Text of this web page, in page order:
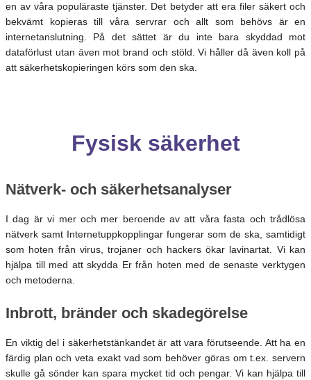
en av våra populäraste tjänster. Det betyder att era filer säkert och
bekvämt kopieras till våra servrar och allt som behövs är en
internetanslutning. På det sättet är du inte bara skyddad mot
dataförlust utan även mot brand och stöld. Vi håller då även koll på
att säkerhetskopieringen körs som den ska.
Fysisk säkerhet
Nätverk- och säkerhetsanalyser
I dag är vi mer och mer beroende av att våra fasta och trådlösa
nätverk samt Internetuppkopplingar fungerar som de ska, samtidigt
som hoten från virus, trojaner och hackers ökar lavinartat. Vi kan
hjälpa till med att skydda Er från hoten med de senaste verktygen
och metoderna.
Inbrott, bränder och skadegörelse
En viktig del i säkerhetstänkandet är att vara förutseende. Att ha en
färdig plan och veta exakt vad som behöver göras om t.ex. servern
skulle gå sönder kan spara mycket tid och pengar. Vi kan hjälpa till